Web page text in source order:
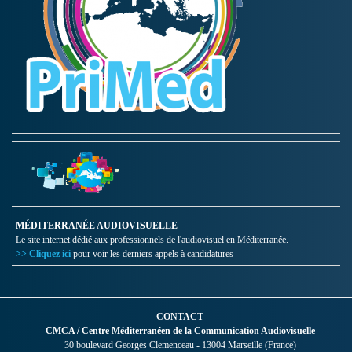
MÉDITERRANÉE AUDIOVISUELLE
Le site internet dédié aux professionnels de l'audiovisuel en Méditerranée.
>> Cliquez ici pour voir les derniers appels à candidatures
CONTACT
CMCA / Centre Méditerranéen de la Communication Audiovisuelle
30 boulevard Georges Clemenceau - 13004 Marseille (France)